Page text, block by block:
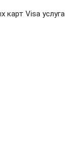
карт Visa услуга